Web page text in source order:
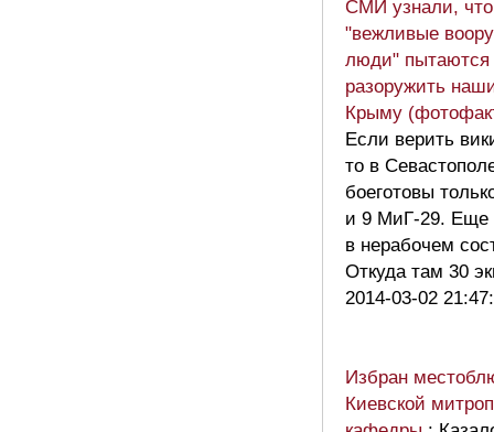
СМИ узнали,
"вежливые
люди" пытаются
разоружить
Крыму
Если верить
то в
боеготовы
и 9 МиГ-29. Еще
в нерабочем
Откуда там 30
2014-03-02
Избран
Киевской